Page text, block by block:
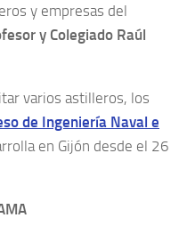
y empresas del
y Colegiado Raúl
varios astilleros, los
de Ingeniería Naval e
en Gijón desde el 26